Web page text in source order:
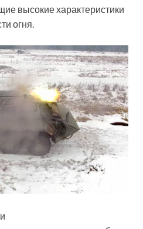
высокие характеристики
огня.